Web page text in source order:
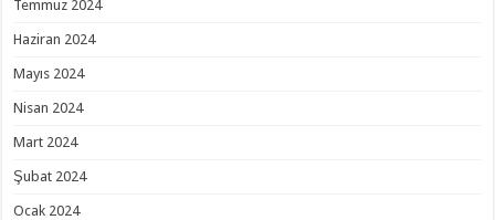
Temmuz 2024
Haziran 2024
Mayıs 2024
Nisan 2024
Mart 2024
Şubat 2024
Ocak 2024